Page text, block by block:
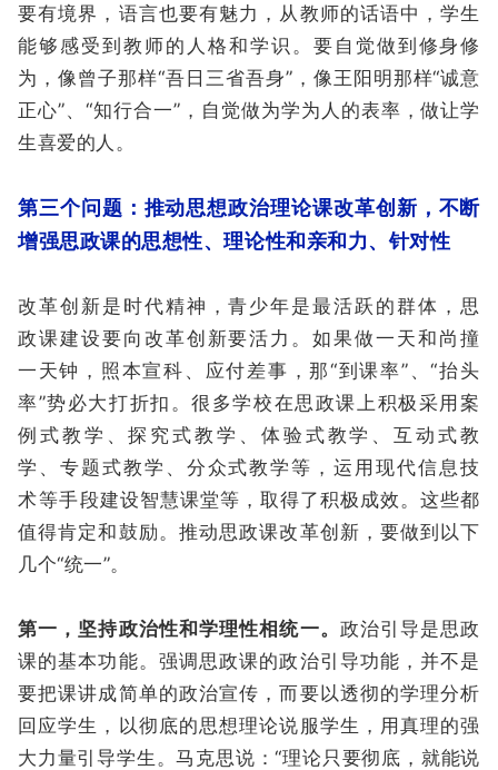
要有境界，语言也要有魅力，从教师的话语中，学生
能够感受到教师的人格和学识。要自觉做到修身修
为，像曾子那样“吾日三省吾身”，像王阳明那样“诚意
正心”、“知行合一”，自觉做为学为人的表率，做让学
生喜爱的人。
第三个问题：推动思想政治理论课改革创新，不断
增强思政课的思想性、理论性和亲和力、针对性
改革创新是时代精神，青少年是最活跃的群体，思
政课建设要向改革创新要活力。如果做一天和尚撞
一天钟，照本宣科、应付差事，那“到课率”、“抬头
率”势必大打折扣。很多学校在思政课上积极采用案
例式教学、探究式教学、体验式教学、互动式教
学、专题式教学、分众式教学等，运用现代信息技
术等手段建设智慧课堂等，取得了积极成效。这些都
值得肯定和鼓励。推动思政课改革创新，要做到以下
几个“统一”。
第一，坚持政治性和学理性相统一。 政治引导是思政
课的基本功能。强调思政课的政治引导功能，并不是
要把课讲成简单的政治宣传，而要以透彻的学理分析
回应学生，以彻底的思想理论说服学生，用真理的强
大力量引导学生。马克思说：“理论只要彻底，就能说